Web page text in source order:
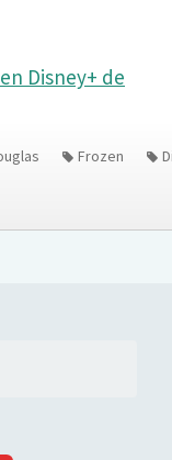
Disney+ de
Frozen